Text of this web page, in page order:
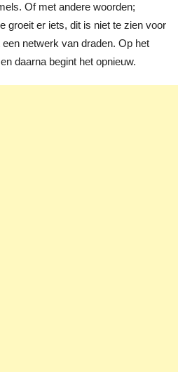
Of met andere woorden;
groeit er iets, dit is niet te zien voor
netwerk van draden. Op het
daarna begint het opnieuw.